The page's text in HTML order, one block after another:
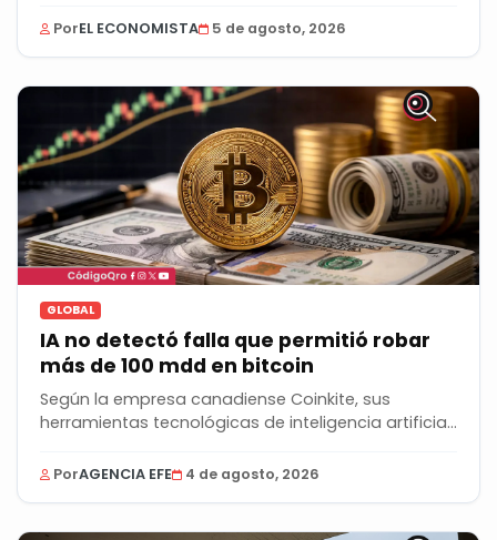
PorEL ECONOMISTA 5 de agosto, 2026
GLOBAL
IA no detectó falla que permitió robar
más de 100 mdd en bitcoin
Según la empresa canadiense Coinkite, sus
herramientas tecnológicas de inteligencia artificial
PorAGENCIA EFE 4 de agosto, 2026